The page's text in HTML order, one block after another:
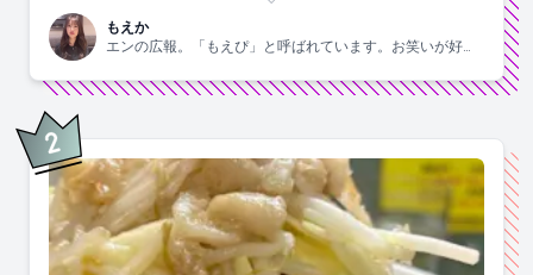
もえか
エンの広報。「もえぴ」と呼ばれています。お笑いが好
2位